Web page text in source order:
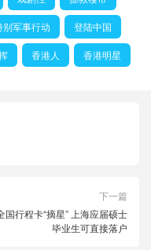
别军事行动 登陆中国
香港人 香港明星
下一篇
国行程卡“摘星” 上海应届硕士
毕业生可直接落户